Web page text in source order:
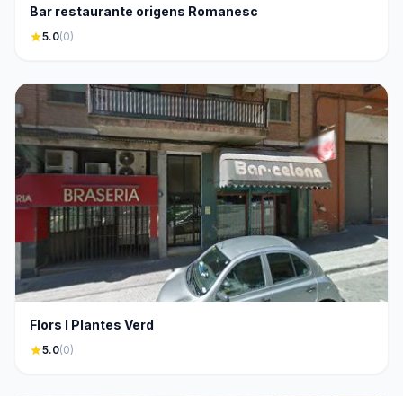
Bar restaurante origens Romanesc
star5.0(0)
Flors I Plantes Verd
star5.0(0)